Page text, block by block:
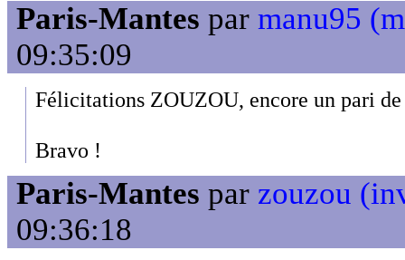
Paris-Mantes par manu95
09:35:09
Félicitations ZOUZOU, encore un pari
Bravo !
Paris-Mantes par zouzou
09:36:18